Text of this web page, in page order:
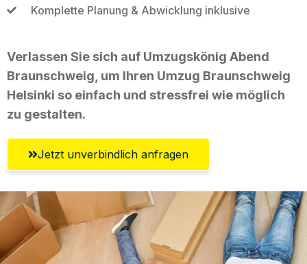
Komplette Planung & Abwicklung inklusive
Verlassen Sie sich auf Umzugskönig Abend
Braunschweig, um Ihren Umzug Braunschweig
Helsinki so einfach und stressfrei wie möglich
zu gestalten.
Jetzt unverbindlich anfragen